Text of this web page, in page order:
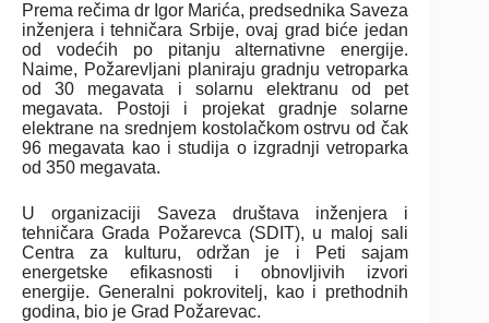
Prema rečima dr Igor Marića, predsednika Saveza
inženjera i tehničara Srbije, ovaj grad biće jedan
od vodećih po pitanju alternativne energije.
Naime, Požarevljani planiraju gradnju vetroparka
od 30 megavata i solarnu elektranu od pet
megavata. Postoji i projekat gradnje solarne
elektrane na srednjem kostolačkom ostrvu od čak
96 megavata kao i studija o izgradnji vetroparka
od 350 megavata.
U organizaciji Saveza društava inženjera i
tehničara Grada Požarevca (SDIT), u maloj sali
Centra za kulturu, održan je i Peti sajam
energetske efikasnosti i obnovljivih izvori
energije. Generalni pokrovitelj, kao i prethodnih
godina, bio je Grad Požarevac.